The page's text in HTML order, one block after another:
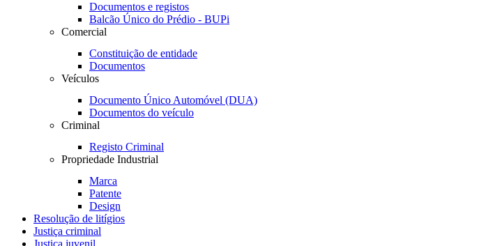
Documentos e registos
Balcão Único do Prédio - BUPi
Comercial
Constituição de entidade
Documentos
Veículos
Documento Único Automóvel (DUA)
Documentos do veículo
Criminal
Registo Criminal
Propriedade Industrial
Marca
Patente
Design
Resolução de litígios
Justiça criminal
Justiça juvenil